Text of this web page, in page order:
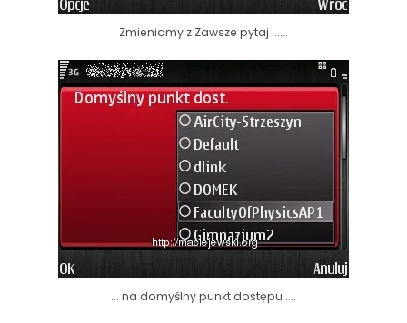
Zmieniamy z Zawsze pytaj ......
... na domyślny punkt dostępu ....